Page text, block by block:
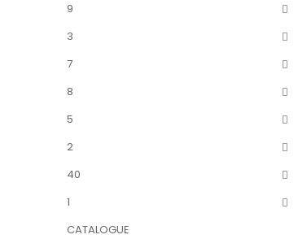
9
3
7
8
5
2
40
1
CATALOGUE